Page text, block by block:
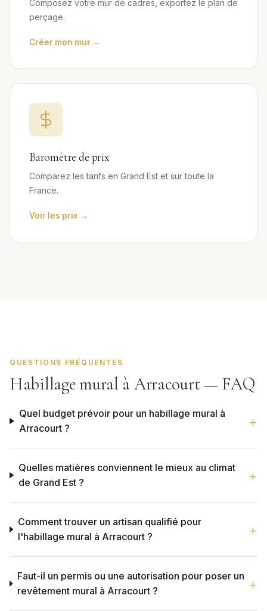
Composez votre mur de cadres, exportez le plan de
perçage.
Créer mon mur →
Baromètre de prix
Comparez les tarifs en Grand Est et sur toute la
France.
Voir les prix →
QUESTIONS FRÉQUENTES
Habillage mural à Arracourt — FAQ
Quel budget prévoir pour un habillage mural à
Arracourt ?
Quelles matières conviennent le mieux au climat
de Grand Est ?
Comment trouver un artisan qualifié pour
l'habillage mural à Arracourt ?
Faut-il un permis ou une autorisation pour poser un
revêtement mural à Arracourt ?